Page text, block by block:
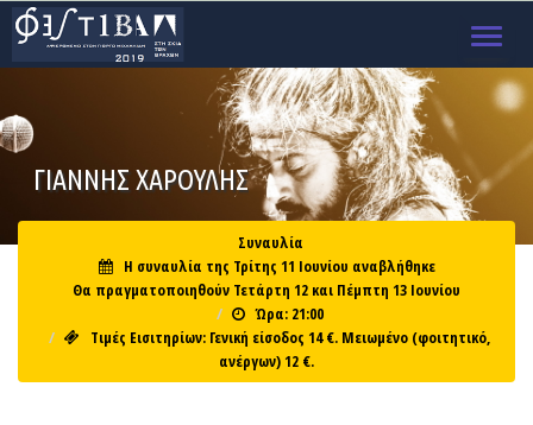
ΓΙΆΝΝΗΣ ΧΑΡΟΎΛΗΣ
Συναυλία
Η συναυλία της Τρίτης 11 Ιουνίου αναβλήθηκε
Θα πραγματοποιηθούν Τετάρτη 12 και Πέμπτη 13 Ιουνίου
Ώρα: 21:00
Τιμές Εισιτηρίων: Γενική είσοδος 14 €. Μειωμένο (φοιτητικό,
ανέργων) 12 €.